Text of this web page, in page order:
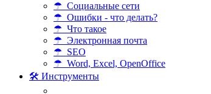
☂ Социальные сети
☂ Ошибки - что делать?
☂ Что такое
☂ Электронная почта
☂ SEO
☂ Word, Excel, OpenOffice
🛠 Инструменты